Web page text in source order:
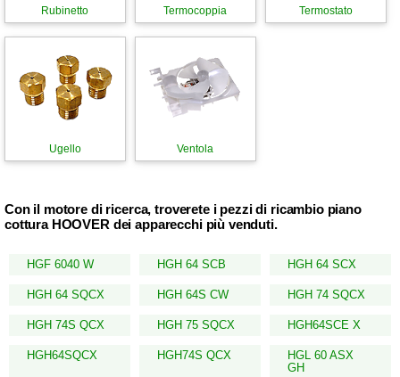
Rubinetto Termocoppia Termostato
Ugello Ventola
Con il motore di ricerca, troverete i pezzi di ricambio piano
cottura HOOVER dei apparecchi più venduti.
HGF 6040 W HGH 64 SCB HGH 64 SCX
HGH 64 SQCX HGH 64S CW HGH 74 SQCX
HGH 74S QCX HGH 75 SQCX HGH64SCE X
HGH64SQCX HGH74S QCX
HGL 60 ASX
GH